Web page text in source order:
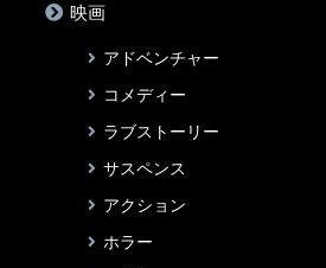
映画
アドベンチャー
コメディー
ラブストーリー
サスペンス
アクション
ホラー